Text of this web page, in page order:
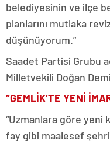
belediyesinin ve ilçe
planlarını mutlaka
düşünüyorum.”
Saadet Partisi Grubu
Milletvekili Doğan
“GEMLİK’TE YENİ
“Uzmanlara göre yeni
fay gibi maalesef